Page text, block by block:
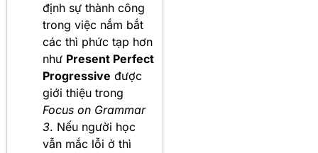
định sự thành công
trong việc nắm bắt
các thì phức tạp hơn
như Present Perfect
Progressive được
giới thiệu trong
Focus on Grammar
3. Nếu người học
vẫn mắc lỗi ở thì